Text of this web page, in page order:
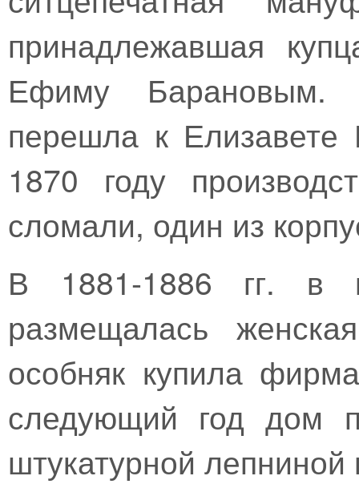
принадлежавшая
Ефиму Барановым.
перешла к Елизавете
1870 году
сломали, один из
В 1881-1886 гг. в
размещалась
особняк купила
следующий год дом
штукатурной лепниной